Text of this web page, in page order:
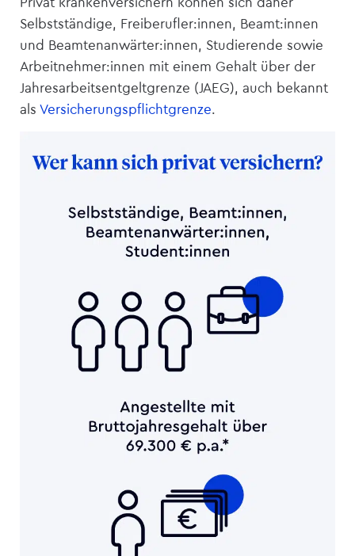
Selbstständige, Freiberufler:innen, Beamt:innen
und Beamtenanwärter:innen, Studierende sowie
Arbeitnehmer:innen mit einem Gehalt über der
Jahresarbeitsentgeltgrenze (JAEG), auch bekannt
als Versicherungspflichtgrenze.